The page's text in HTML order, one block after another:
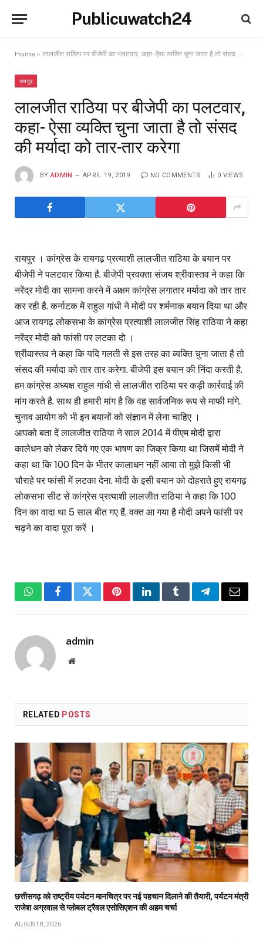
Publicuwatch24
Home » लालजीत राठिया पर बीजेपी का पलटवार, कहा- ऐसा व्यक्ति चुना जाता है तो संसद की मर्यादा को तार-तार करेगा
रायपुर
लालजीत राठिया पर बीजेपी का पलटवार,
कहा- ऐसा व्यक्ति चुना जाता है तो संसद
की मर्यादा को तार-तार करेगा
BY ADMIN APRIL 19, 2019 NO COMMENTS 0 VIEWS
रायपुर । कांग्रेस के रायगढ़ प्रत्याशी लालजीत राठिया के बयान पर
बीजेपी ने पलटवार किया है. बीजेपी प्रवक्ता संजय श्रीवास्तव ने कहा कि
नरेंद्र मोदी का सामना करने में अक्षम कांग्रेस लगातार मर्यादा को तार तार
कर रही है. कर्नाटक में राहुल गांधी ने मोदी पर शर्मनाक बयान दिया था और
आज रायगढ़ लोकसभा के कांग्रेस प्रत्याशी लालजीत सिंह राठिया ने कहा
नरेंद्र मोदी को फांसी पर लटका दो ।
श्रीवास्तव ने कहा कि यदि गलती से इस तरह का व्यक्ति चुना जाता है तो
संसद की मर्यादा को तार तार करेगा. बीजेपी इस बयान की निंदा करती है.
हम कांग्रेस अध्यक्ष राहुल गांधी से लालजीत राठिया पर कड़ी कार्रवाई की
मांग करते है. साथ ही हमारी मांग है कि वह सार्वजनिक रूप से माफी मांगे.
चुनाव आयोग को भी इन बयानों को संज्ञान में लेना चाहिए ।
आपको बता दें लालजीत राठिया ने साल 2014 में पीएम मोदी द्वारा
कालेधन को लेकर दिये गए एक भाषण का जिक्र किया था जिसमें मोदी ने
कहा था कि 100 दिन के भीतर कालाधन नहीं आया तो मुझे किसी भी
चौराहे पर फांसी में लटका देना. मोदी के इसी बयान को दोहराते हुए रायगढ़
लोकसभा सीट से कांग्रेस प्रत्याशी लालजीत राठिया ने कहा कि 100
दिन का वादा था 5 साल बीत गए हैं, वक्त आ गया है मोदी अपने फांसी पर
चढ़ने का वादा पूरा करें ।
WhatsAppFacebookTwitterPinterestLinkedInTumblrTelegramEmail
admin
Website
RELATED POSTS
छत्तीसगढ़ को राष्ट्रीय पर्यटन मानचित्र पर नई पहचान दिलाने की तैयारी, पर्यटन मंत्री
राजेश अग्रवाल से ग्लोबल ट्रैवल एसोसिएशन की अहम चर्चा
AUGUST 8, 2026